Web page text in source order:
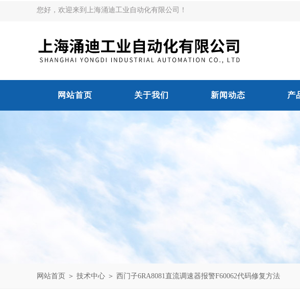
您好，欢迎来到上海涌迪工业自动化有限公司！
网站首页 关于我们 新闻动态 产
网站首页 ＞ 技术中心 ＞ 西门子6RA8081直流调速器报警F60062代码修复方法